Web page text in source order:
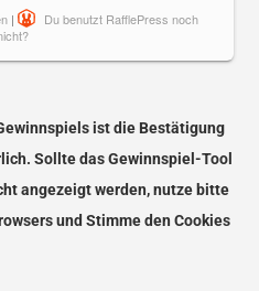
ist die Bestätigung
Sollte das Gewinnspiel-Tool
angezeigt werden, nutze bitte
und Stimme den Cookies